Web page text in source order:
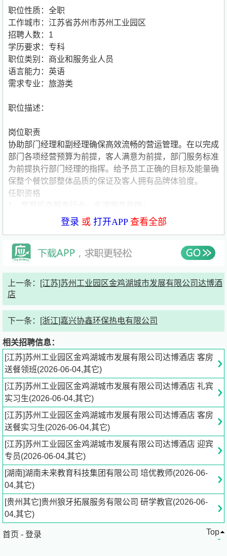
职位性质：全职
工作城市：江苏省苏州市苏州工业园区
招聘人数：1
学历要求：专科
职位类别：商业和服务业人员
语言能力：英语
需求专业：旅游类
职位描述：
岗位职责
协助部门经理和副经理确保高效流畅的营运管理。在以完成
部门各项经营预算为前提，客人满意为前提，部门服务标准
为前提执行部门经理的指挥。给予员工正确的目标及能量确
保整个餐饮部整体品质的保证及客人拥有品牌体验度。
任职资格
2、自信、沟通能力强；
4、部分岗位需要有一定的英文能力。
薪资福利
提供4人间英才公寓住宿及床上用品，上床下桌，独立卫
浴，免费WIFI、冷暖空调、电子门禁。
联系方式：
联系人：任**
简历接收邮箱：H*********@whotels.com
公司介绍：
享有“东方威尼斯”之称的苏州，以丝绸和园林而闻名天下！
如今，苏州W酒店再次为这个城市增添光彩。
园区金鸡湖畔的苏州中心，是集购物、餐饮、娱乐、办公于
一体的综合体，苏州W酒店就位于其中，共设有379间客房
和套房，并配有60间服务公寓。
拥有鲜明姿态、音乐文化、质感氛围、悦享滋味、充沛活力
的生活方式，尽在苏州W酒店。
公司基本信息
苏州工业园区金鸡湖城市发展有限公司达博酒店
单位行业：住宿业
登录 或 打开APP查看全部
上一条：
[江苏]苏州工业园区金鸡湖城市发展有限公司达博酒
店
下一条： [浙江]嘉兴协鑫环保热电有限公司
相关招聘信息：
[江苏]苏州工业园区金鸡湖城市发展有限公司达博酒店 客房
送餐领班(2026-06-04,其它)
[江苏]苏州工业园区金鸡湖城市发展有限公司达博酒店 礼宾
实习生(2026-06-04,其它)
[江苏]苏州工业园区金鸡湖城市发展有限公司达博酒店 客房
送餐实习生(2026-06-04,其它)
[江苏]苏州工业园区金鸡湖城市发展有限公司达博酒店 迎宾
专员(2026-06-04,其它)
[湖南]湖南未来教育科技集团有限公司 培优教师(2026-06-
04,其它)
[贵州其它]贵州狼牙拓展服务有限公司 研学教官(2026-06-
04,其它)
首页 - 登录 Top